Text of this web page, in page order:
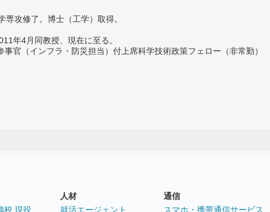
攻修了。博士（工学）取得。
年4月同教授、現在に至る。
官（インフラ・防災担当）付上席科学技術政策フェロー（非常勤）
校 現役
人材
就活エージェント
通信
スマホ・携帯通信サービス